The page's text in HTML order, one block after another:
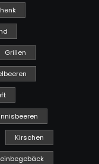
Grillen
Kirschen